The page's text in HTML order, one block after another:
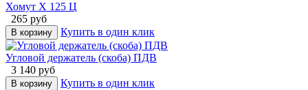
Хомут Х 125 Ц
265 руб
В корзину Купить в один клик
Угловой держатель (скоба) ПДВ
3 140 руб
В корзину Купить в один клик